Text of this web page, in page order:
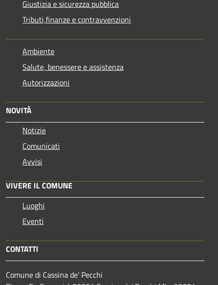
Giustizia e sicurezza pubblica
Tributi,finanze e contravvenzioni
Ambiente
Salute, benessere e assistenza
Autorizzazioni
NOVITÀ
Notizie
Comunicati
Avvisi
VIVERE IL COMUNE
Luoghi
Eventi
CONTATTI
Comune di Cassina de' Pecchi